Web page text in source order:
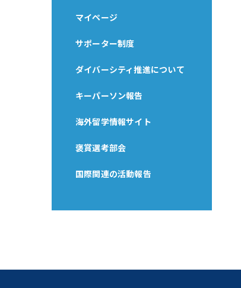
マイページ
サポーター制度
ダイバーシティ推進について
キーパーソン報告
海外留学情報サイト
褒賞選考部会
国際関連の活動報告